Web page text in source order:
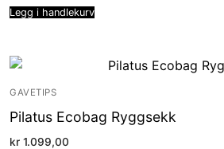
Legg i handlekurv
GAVETIPS
Pilatus Ecobag Ryggsekk
kr 1.099,00